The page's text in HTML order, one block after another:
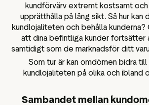
kundförvärv extremt kostsamt
upprätthålla på lång sikt. Så hur
kundlojaliteten och behålla kunderna?
att dina befintliga kunder fortsätter
samtidigt som de marknadsför ditt
Som tur är kan omdömen bidra
kundlojaliteten på olika och ibland
Sambandet mellan